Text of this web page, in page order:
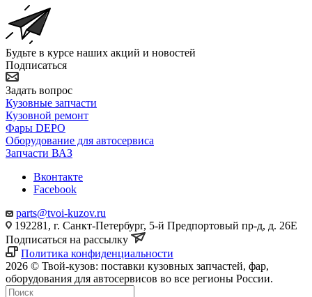
Будьте в курсе наших акций и новостей
Подписаться
Задать вопрос
Кузовные запчасти
Кузовной ремонт
Фары DEPO
Оборудование для автосервиса
Запчасти ВАЗ
Вконтакте
Facebook
parts@tvoi-kuzov.ru
192281, г. Санкт-Петербург, 5-й Предпортовый пр-д, д. 26Е
Подписаться на рассылку
Политика конфиденциальности
2026 © Твой-кузов: поставки кузовных запчастей, фар,
оборудования для автосервисов во все регионы России.